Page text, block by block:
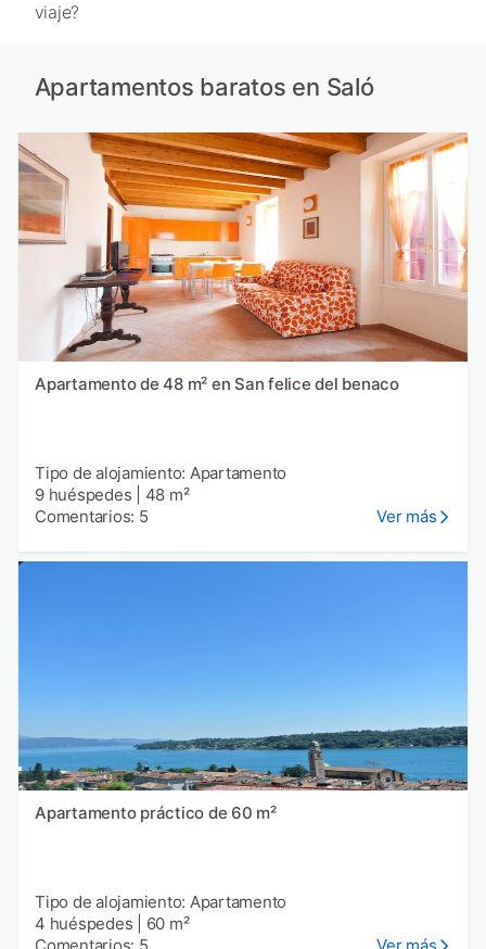
viaje?
Apartamentos baratos en Saló
Apartamento de 48 m² en San felice del benaco
Tipo de alojamiento: Apartamento
9 huéspedes
48 m²
Comentarios: 5
Ver más
Apartamento práctico de 60 m²
Tipo de alojamiento: Apartamento
4 huéspedes
60 m²